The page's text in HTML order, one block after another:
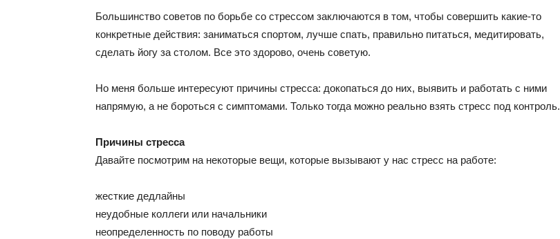
Большинство советов по борьбе со стрессом заключаются в том, чтобы совершить какие-то
конкретные действия: заниматься спортом, лучше спать, правильно питаться, медитировать,
сделать йогу за столом. Все это здорово, очень советую.
Но меня больше интересуют причины стресса: докопаться до них, выявить и работать с ними
напрямую, а не бороться с симптомами. Только тогда можно реально взять стресс под контроль.
Причины стресса
Давайте посмотрим на некоторые вещи, которые вызывают у нас стресс на работе:
жесткие дедлайны
неудобные коллеги или начальники
неопределенность по поводу работы